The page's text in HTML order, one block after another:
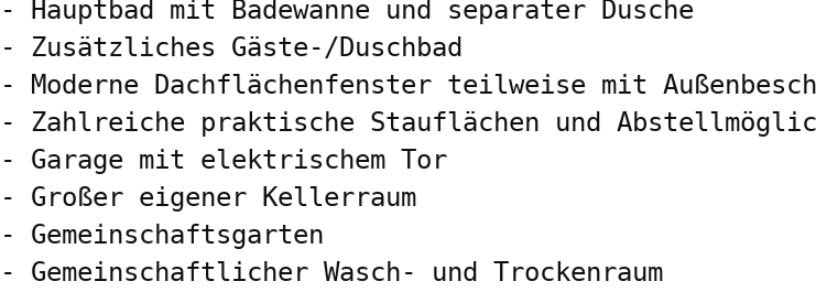
- Hauptbad mit Badewanne und separater Dusche
- Zusätzliches Gäste-/Duschbad
- Moderne Dachflächenfenster teilweise mit
- Zahlreiche praktische Stauflächen und
- Garage mit elektrischem Tor
- Großer eigener Kellerraum
- Gemeinschaftsgarten
- Gemeinschaftlicher Wasch- und Trockenraum